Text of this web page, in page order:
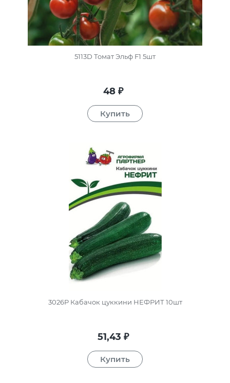
5113D Томат Эльф F1 5шт
48 ₽
3026P Кабачок цуккини НЕФРИТ 10шт
51,43 ₽